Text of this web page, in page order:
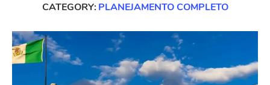
CATEGORY: PLANEJAMENTO COMPLETO